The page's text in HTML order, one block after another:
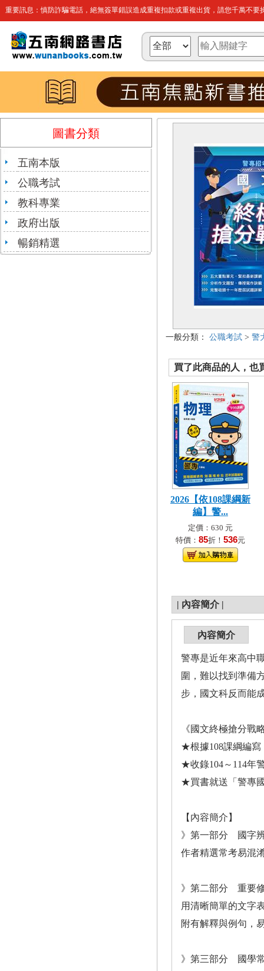
重要訊息：慎防詐騙電話，絕無簽單錯誤造成重複扣款或重複出貨，請您千萬不要
圖書分類
五南本版
公職考試
教科專業
政府出版
暢銷精選
一般分類： 公職考試 > 警
買了此商品的人，也
2026【依108課綱新
編】警...
定價：630 元
特價： 85折！ 536元
| 內容簡介 |
內容簡介
警專是近年來高中
圍，難以找到準備
步，國文科反而能
《國文終極搶分戰
★根據108課綱編寫
★收錄104～114年
★買書就送「警專
【內容簡介】
》第一部分 國字
作者精選常考易混
》第二部分 重要
用清晰簡單的文字
附有解釋與例句，
》第三部分 國學